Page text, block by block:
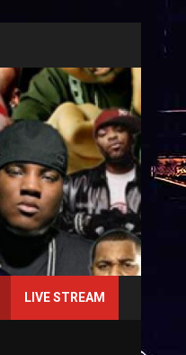
LIVE STREAM